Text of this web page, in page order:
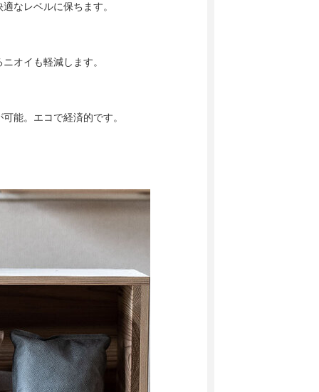
なレベルに保ちます。
オイも軽減します。
能。エコで経済的です。